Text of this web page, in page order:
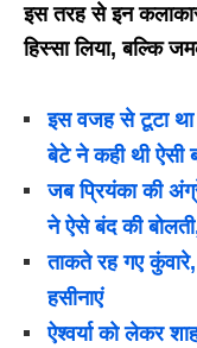
इस तरह से इन
हिस्सा लिया, बल्कि
इस वजह से टूटा था
बेटे ने कही थी ऐसी
जब प्रियंका की
ने ऐसे बंद की
ताकते रह गए कुंवारे,
हसीनाएं
ऐश्वर्या को लेकर